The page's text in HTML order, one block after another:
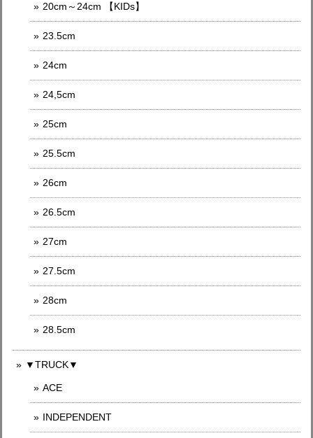
20cm～24cm 【KIDs】
23.5cm
24cm
24,5cm
25cm
25.5cm
26cm
26.5cm
27cm
27.5cm
28cm
28.5cm
▼TRUCK▼
ACE
INDEPENDENT